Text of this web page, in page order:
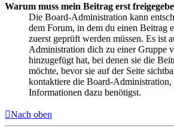
Warum muss mein Beitrag erst
Die Board-Administration kann
dem Forum, in dem du einen Beitrag
zuerst geprüft werden müssen. Es ist
Administration dich zu einer Gruppe
hinzugefügt hat, bei denen sie die
möchte, bevor sie auf der Seite
kontaktiere die Board-
Informationen dazu benötigst.
Nach oben